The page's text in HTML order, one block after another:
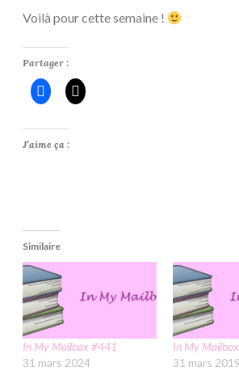
Voilà pour cette semaine !
Partager :
J’aime ça :
Similaire
In My Mailbox #441
31 mars 2024
In My
31 mars 2019